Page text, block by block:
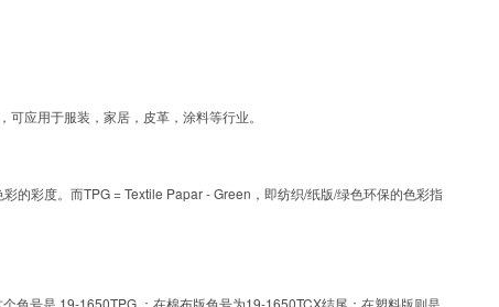
应用于服装，家居，皮革，涂料等行业。
的彩度。而TPG = Textile Papar - Green，即纺织/纸版/绿色环保的色彩指
色号是 19-1650TPG ；在棉布版色号为19-1650TCX结尾；在塑料版则是